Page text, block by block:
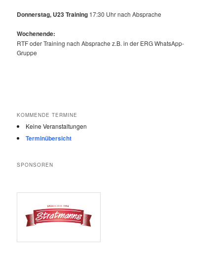
Donnerstag, U23 Training 17:30 Uhr nach Absprache
Wochenende:
RTF oder Training nach Absprache z.B. in der ERG WhatsApp-
Gruppe
KOMMENDE TERMINE
Keine Veranstaltungen
Terminübersicht
SPONSOREN